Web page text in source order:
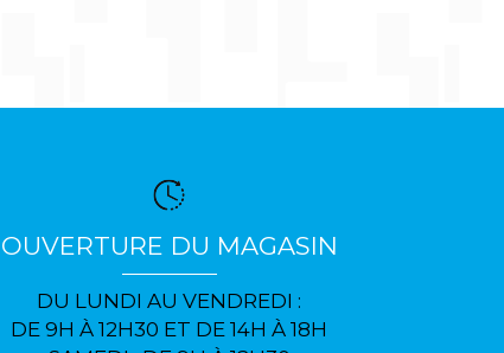
OUVERTURE DU MAGASIN
DU LUNDI AU VENDREDI :
DE 9H À 12H30 ET DE 14H À 18H